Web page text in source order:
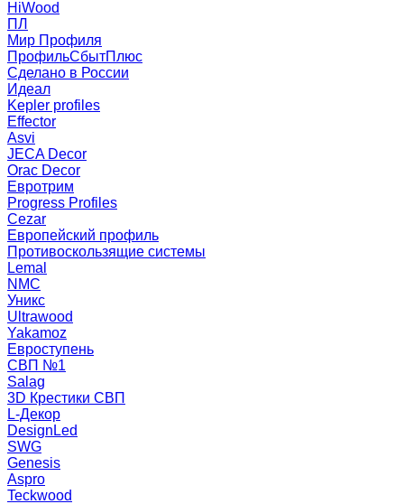
HiWood
ПЛ
Мир Профиля
ПрофильСбытПлюс
Сделано в России
Идеал
Kepler profiles
Effector
Asvi
JECA Decor
Orac Decor
Евротрим
Progress Profiles
Cezar
Европейский профиль
Противоскользящие системы
Lemal
NMC
Уникс
Ultrawood
Yakamoz
Евроступень
СВП №1
Salag
3D Крестики СВП
L-Декор
DesignLed
SWG
Genesis
Aspro
Teckwood